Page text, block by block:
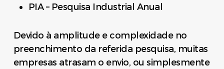
PIA – Pesquisa Industrial Anual
Devido à amplitude e complexidade no
preenchimento da referida pesquisa, muitas
empresas atrasam o envio, ou simplesmente